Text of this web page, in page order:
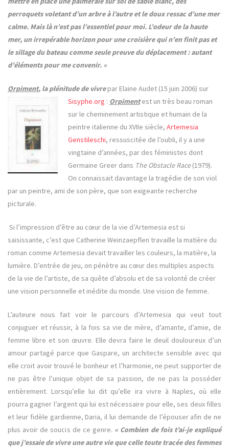
perroquets voletant d’un arbre à l’autre et le doux ressac d’une mer
calme. Mais là n’est pas l’essentiel pour moi. L’odeur de la haute
mer, un irrepérable horizon pour une croisière qui n’en finit pas et
le sillage du bateau comme seule preuve du déplacement : autant
d’éléments pour me convenir. »
Orpiment, la plénitude de vivrepar Elaine Audet (15 juin 2006) sur
Sisyphe.org : Orpimentest un très beau roman
sur le cheminement artistique et humain de la
peintre italienne du XVIIe siècle, Artemesia
Genstileschi, ressuscitée de l’oubli, il y a une
vingtaine d’années, par des féministes dont
Germaine Greer dans The Obstacle Race(1979).
On connaissait davantage la tragédie de son viol
par un peintre, ami de son père, que son exigeante recherche
picturale.
Si l’impression d’être au cœur de la vie d’Artemesia est si
saisissante, c’est que Catherine Weinzaepflen travaille la matière du
roman comme Artemesia devait travailler les couleurs, la matière, la
lumière. D’entrée de jeu, on pénètre au cœur des multiples aspects
de la vie de l’artiste, de sa quête d’absolu et de sa volonté de créer
une vision personnelle et inédite du monde. Une vision de femme.
L’auteure nous fait voir le parcours d’Artemesia qui veut tout
conjuguer et réussir, à la fois sa vie de mère, d’amante, d’amie, de
femme libre et son œuvre. Elle devra faire le deuil douloureux d’un
amour partagé parce que Gaspare, un architecte sensible avec qui
elle croit avoir trouvé le bonheur et l’harmonie, ne peut supporter de
ne pas être l’unique objet de sa passion, de ne pas la posséder
entièrement. Lorsqu’elle lui dit qu’elle ira vivre à Naples, où elle
pourra gagner l’argent qui lui est nécessaire pour elle, ses deux filles
et leur fidèle gardienne, Daria, il lui demande de l’épouser afin de ne
plus avoir de soucis de ce genre. « Combien de fois t’ai-je expliqué
que j’essaie de vivre une autre vie que celle toute tracée des femmes